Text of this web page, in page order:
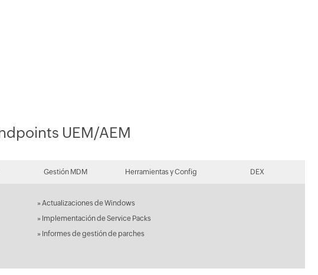
UEM/AEM
Gestión MDM Herramientas y Config DEX
»Actualizaciones de Windows
» Implementación de Service Packs
» Informes de gestión de parches